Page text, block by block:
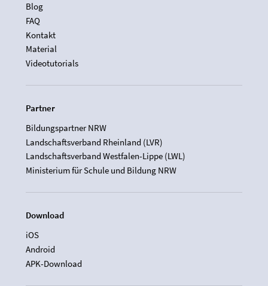
Blog
FAQ
Kontakt
Material
Videotutorials
Partner
Bildungspartner NRW
Landschaftsverband Rheinland (LVR)
Landschaftsverband Westfalen-Lippe (LWL)
Ministerium für Schule und Bildung NRW
Download
iOS
Android
APK-Download